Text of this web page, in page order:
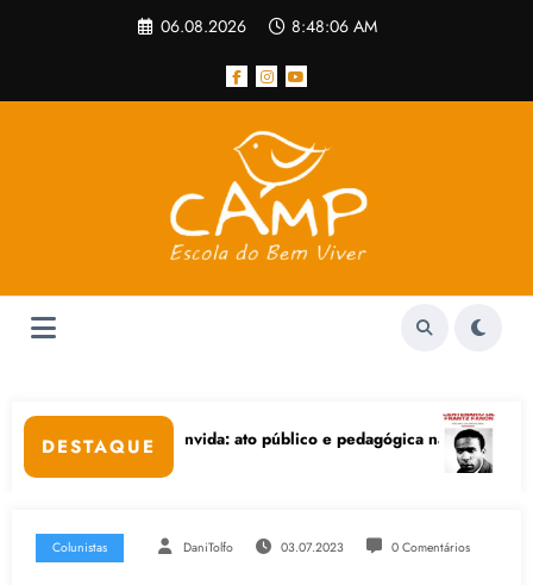
06.08.2026 8:48:07 AM
DESTAQUE
ato público e pedagógica na sexta-feira (24), no CPERS Sindicato
“Centenário de Frantz Fanon:
Colunistas DaniTolfo 03.07.2023 0 Comentários